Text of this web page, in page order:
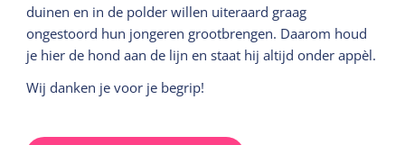
duinen en in de polder willen uiteraard graag
ongestoord hun jongeren grootbrengen. Daarom houd
je hier de hond aan de lijn en staat hij altijd onder appèl.
Wij danken je voor je begrip!